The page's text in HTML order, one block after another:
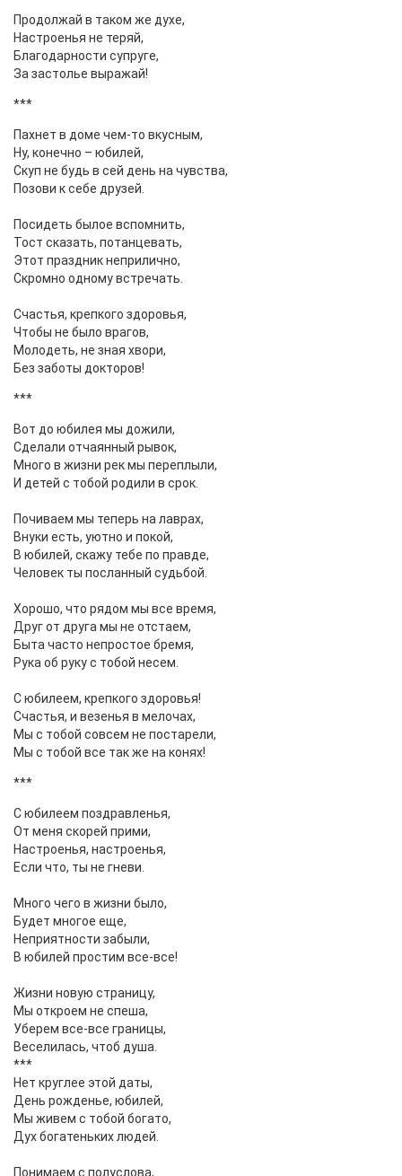
Продолжай в таком же духе,
Настроенья не теряй,
Благодарности супруге,
За застолье выражай!
***
Пахнет в доме чем-то вкусным,
Ну, конечно – юбилей,
Скуп не будь в сей день на чувства,
Позови к себе друзей.
Посидеть былое вспомнить,
Тост сказать, потанцевать,
Этот праздник неприлично,
Скромно одному встречать.
Счастья, крепкого здоровья,
Чтобы не было врагов,
Молодеть, не зная хвори,
Без заботы докторов!
***
Вот до юбилея мы дожили,
Сделали отчаянный рывок,
Много в жизни рек мы переплыли,
И детей с тобой родили в срок.
Почиваем мы теперь на лаврах,
Внуки есть, уютно и покой,
В юбилей, скажу тебе по правде,
Человек ты посланный судьбой.
Хорошо, что рядом мы все время,
Друг от друга мы не отстаем,
Быта часто непростое бремя,
Рука об руку с тобой несем.
С юбилеем, крепкого здоровья!
Счастья, и везенья в мелочах,
Мы с тобой совсем не постарели,
Мы с тобой все так же на конях!
***
С юбилеем поздравленья,
От меня скорей прими,
Настроенья, настроенья,
Если что, ты не гневи.
Много чего в жизни было,
Будет многое еще,
Неприятности забыли,
В юбилей простим все-все!
Жизни новую страницу,
Мы откроем не спеша,
Уберем все-все границы,
Веселилась, чтоб душа.
***
Нет круглее этой даты,
День рожденье, юбилей,
Мы живем с тобой богато,
Дух богатеньких людей.
Понимаем с полуслова,